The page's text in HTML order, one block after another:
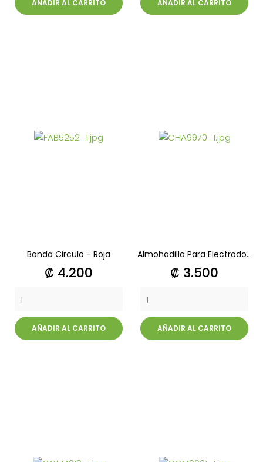
AÑADIR AL CARRITO AÑADIR AL CARRITO
Banda Circulo - Roja
Precio
₡ 4.200
AÑADIR AL CARRITO
Almohadilla Para Electrodo...
Precio
₡ 3.500
AÑADIR AL CARRITO